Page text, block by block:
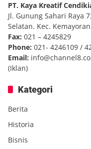
PT. Kaya Kreatif
Jl. Gunung Sahari Raya
Selatan. Kec.
Fax: 021 – 4245829
Phone: 021- 4246109 /
Email:
(Iklan)
Kategori
Berita
Historia
Bisnis